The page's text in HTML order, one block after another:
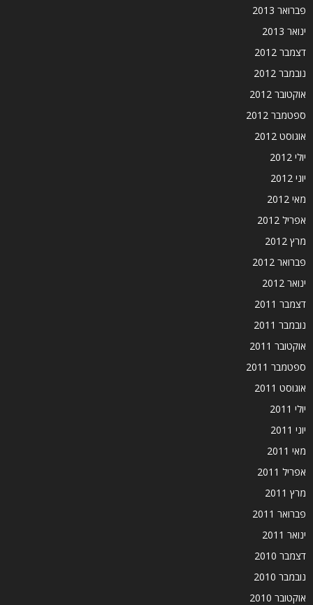
פברואר 2013
ינואר 2013
דצמבר 2012
נובמבר 2012
אוקטובר 2012
ספטמבר 2012
אוגוסט 2012
יולי 2012
יוני 2012
מאי 2012
אפריל 2012
מרץ 2012
פברואר 2012
ינואר 2012
דצמבר 2011
נובמבר 2011
אוקטובר 2011
ספטמבר 2011
אוגוסט 2011
יולי 2011
יוני 2011
מאי 2011
אפריל 2011
מרץ 2011
פברואר 2011
ינואר 2011
דצמבר 2010
נובמבר 2010
אוקטובר 2010